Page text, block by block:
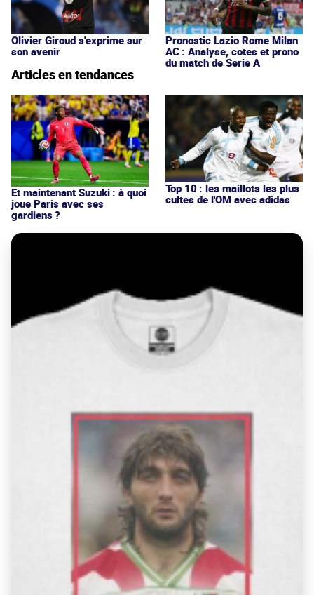
Olivier Giroud s'exprime sur
son avenir
Pronostic Lazio Rome Milan
AC : Analyse, cotes et prono
du match de Serie A
Articles en tendances
Et maintenant Suzuki : à quoi
joue Paris avec ses
gardiens ?
Top 10 : les maillots les plus
cultes de l'OM avec adidas